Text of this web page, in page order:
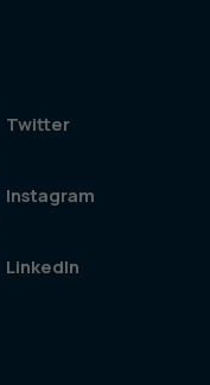
Twitter
Instagram
LinkedIn